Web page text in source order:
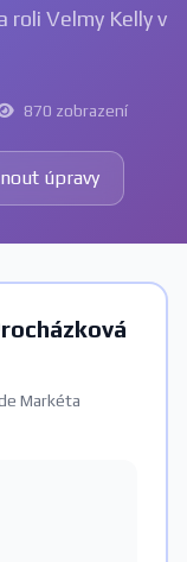
roli Velmy Kelly v
870 zobrazení
úpravy
Markéta